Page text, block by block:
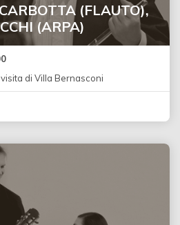
(FLAUTO),
(ARPA)
di Villa Bernasconi